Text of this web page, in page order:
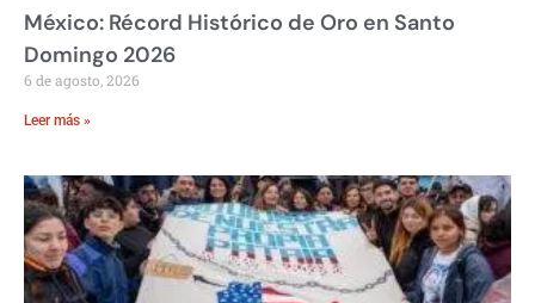
México: Récord Histórico de Oro en Santo
Domingo 2026
6 de agosto, 2026
Leer más »